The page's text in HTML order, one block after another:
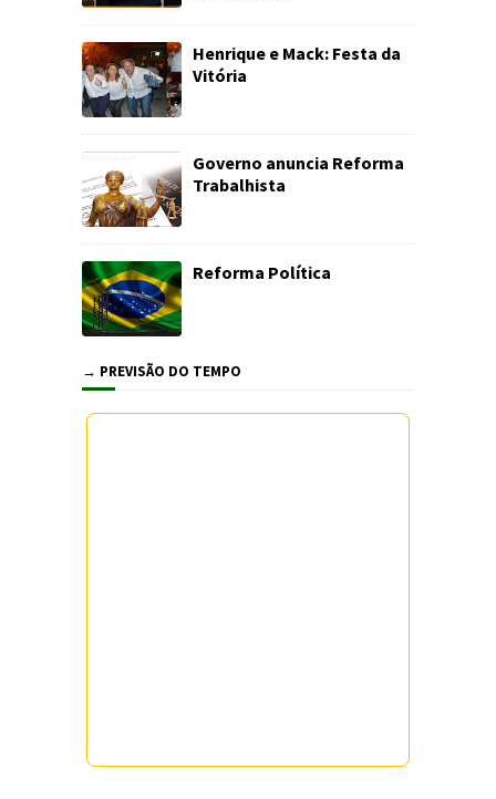
Henrique e Mack: Festa da
Vitória
Governo anuncia Reforma
Trabalhista
Reforma Política
→ PREVISÃO DO TEMPO